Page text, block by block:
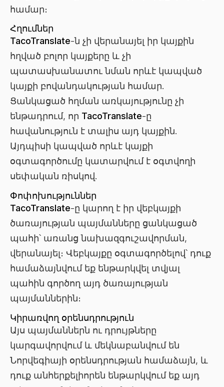
համար։
Հղումներ
TacoTranslate-ն չի վերանայել իր կայքին
հղված բոլոր կայքերը և չի
պատասխանատու նման որևէ կապված
կայքի բովանդակության համար.
Ցանկացած հղման առկայությունը չի
ենթադրում, որ TacoTranslate-ը
հավանություն է տալիս այդ կայքին.
Այդպիսի կապված որևէ կայքի
օգտագործումը կատարվում է օգտվողի
սեփական ռիսկով.
Փոփոխություններ
TacoTranslate-ը կարող է իր վեբկայքի
ծառայության պայմանները ցանկացած
պահի՝ առանց նախազգուշավորման,
վերանայել։ Վեբկայքը օգտագործելով՝ դուք
համաձայնվում եք ենթարկվել տվյալ
պահին գործող այդ ծառայության
պայմաններին։
Կիրառվող օրենսդրություն
Այս պայմաններն ու դրույթները
կարգավորվում և մեկնաբանվում են
Նորվեգիայի օրենսդրության համաձայն, և
դուք անհերքելիորեն ենթարկվում եք այդ